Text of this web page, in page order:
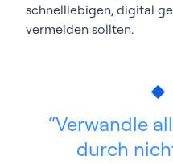
schnelllebigen, digital
vermeiden sollten.
Verwandle
durch